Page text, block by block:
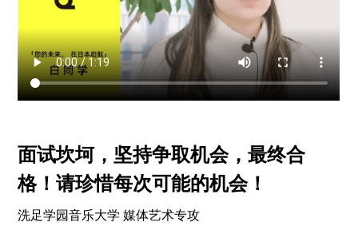
面试坎坷，坚持争取机会，最终合
格！请珍惜每次可能的机会！
洗足学园音乐大学 媒体艺术专攻